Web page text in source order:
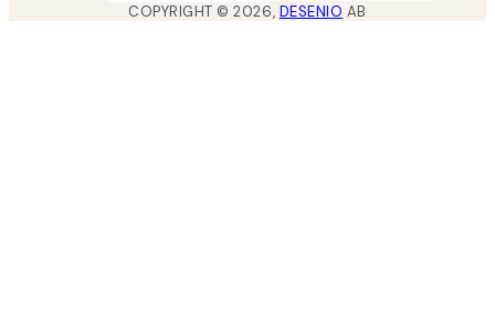
COPYRIGHT ©2026, DESENIO AB